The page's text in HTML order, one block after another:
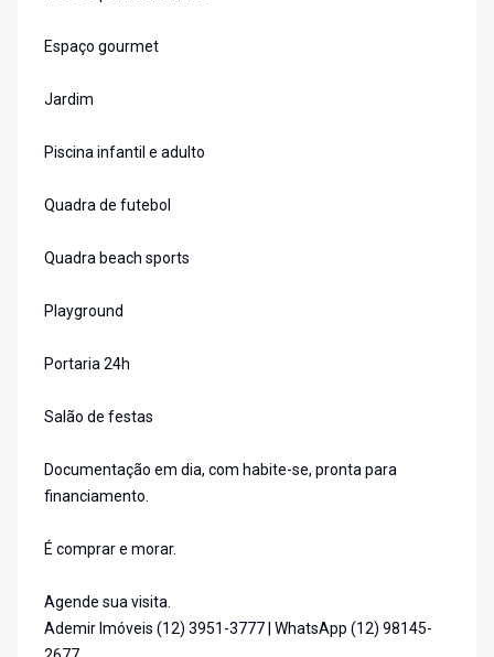
Espaço gourmet
Jardim
Piscina infantil e adulto
Quadra de futebol
Quadra beach sports
Playground
Portaria 24h
Salão de festas
Documentação em dia, com habite-se, pronta para
financiamento.
É comprar e morar.
Agende sua visita.
Ademir Imóveis (12) 3951-3777 | WhatsApp (12) 98145-